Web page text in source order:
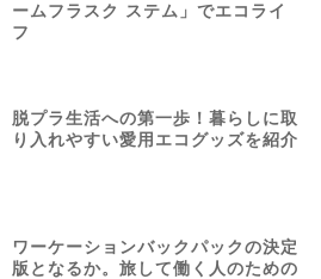
ームフラスク ステム」でエコライ
フ
脱プラ生活への第一歩！暮らしに取
り入れやすい愛用エコグッズを紹介
ワーケーションバックパックの決定
版となるか。旅して働く人のための